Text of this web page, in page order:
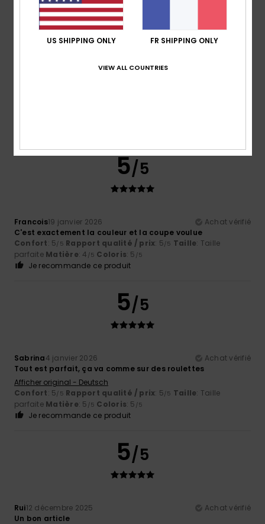
5 /5
5/5
Francois19 janvier 2026
Achat vérifié
C'est exactement la couleur et la coupe voulue
Confort: 5/5 Rapport qualité / prix: 5/5 Taille: Taille
parfaite Matière: 4 /5 Coloris: 5 /5
Je recommande ce produit
5/5
Sabrina4 janvier 2026
Achat vérifié
Tout est parfait, ça va comme sur des roulettes
Afficher original - Deutsch
Confort: 5/5 Rapport qualité / prix: 5/5 Taille: Taille
parfaite Matière: 5 /5 Coloris: 5 /5
Je recommande ce produit
5/5
Rui12 décembre 2025
Achat vérifié
Un bon article
US SHIPPING ONLY FR SHIPPING ONLY
VIEW ALL COUNTRIES